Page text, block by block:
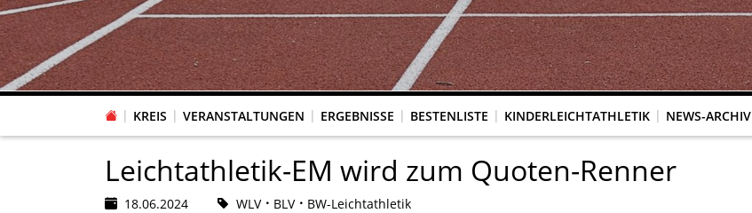
KREIS VERANSTALTUNGEN ERGEBNISSE BESTENLISTE KINDERLEICHTATHLETIK NEWS-ARCHIV
Leichtathletik-EM wird zum Quoten-Renner
18.06.2024 WLV BLV BW-Leichtathletik